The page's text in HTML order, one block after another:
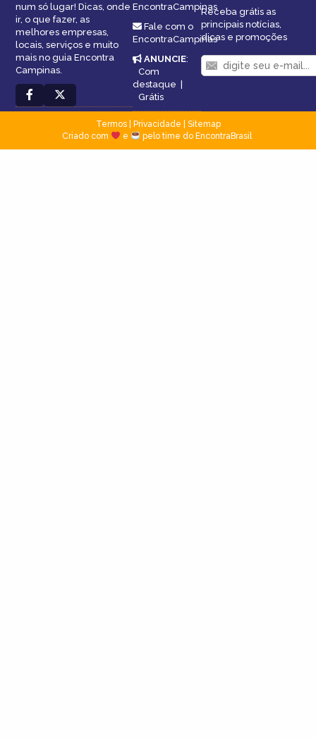
num só lugar! Dicas, onde
ir, o que fazer, as
melhores empresas,
locais, serviços e muito
mais no guia Encontra
Campinas.
EncontraCampinas
Fale com o
EncontraCampinas
ANUNCIE:
Com
destaque |
Grátis
Receba grátis as
principais notícias,
dicas e promoções
Termos| Privacidade
Sitemap
Criado com
e pelo time do EncontraBrasil